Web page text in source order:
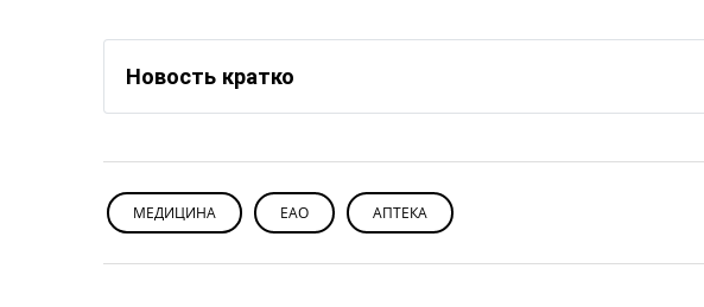
Новость кратко
МЕДИЦИНА ЕАО АПТЕКА